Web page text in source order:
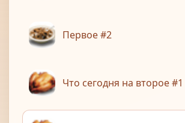
Первое #2
Что сегодня на второе #1